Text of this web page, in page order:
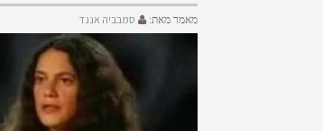
מאמר מאת: סמבביה אננד